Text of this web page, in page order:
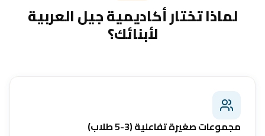
لماذا تختار أكاديمية جيل العربية
لأبنائك؟
مجموعات صغيرة تفاعلية (3-5 طلاب)